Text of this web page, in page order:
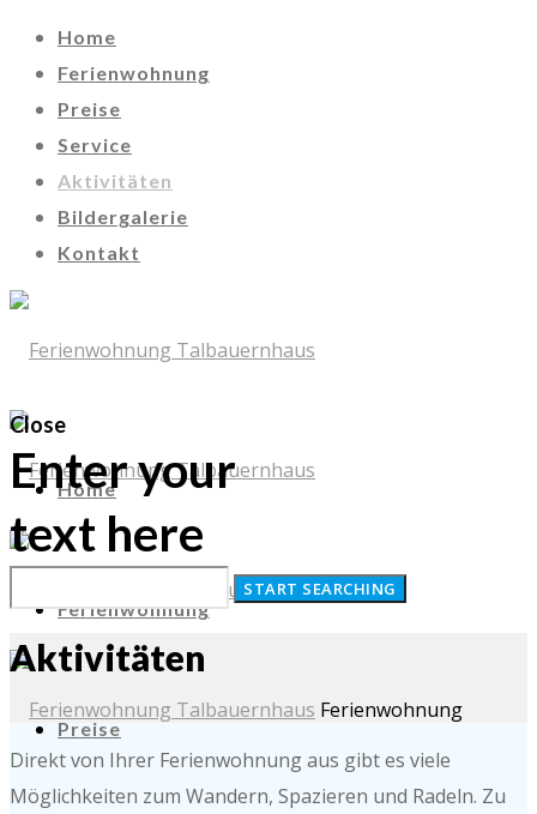
Home
Ferienwohnung
Preise
Service
Aktivitäten
Bildergalerie
Kontakt
Ferienwohnung
Home
Ferienwohnung
Preise
Close
Enter your
text here
Aktivitäten
Direkt von Ihrer Ferienwohnung aus gibt es viele
Möglichkeiten zum Wandern, Spazieren und Radeln. Zu